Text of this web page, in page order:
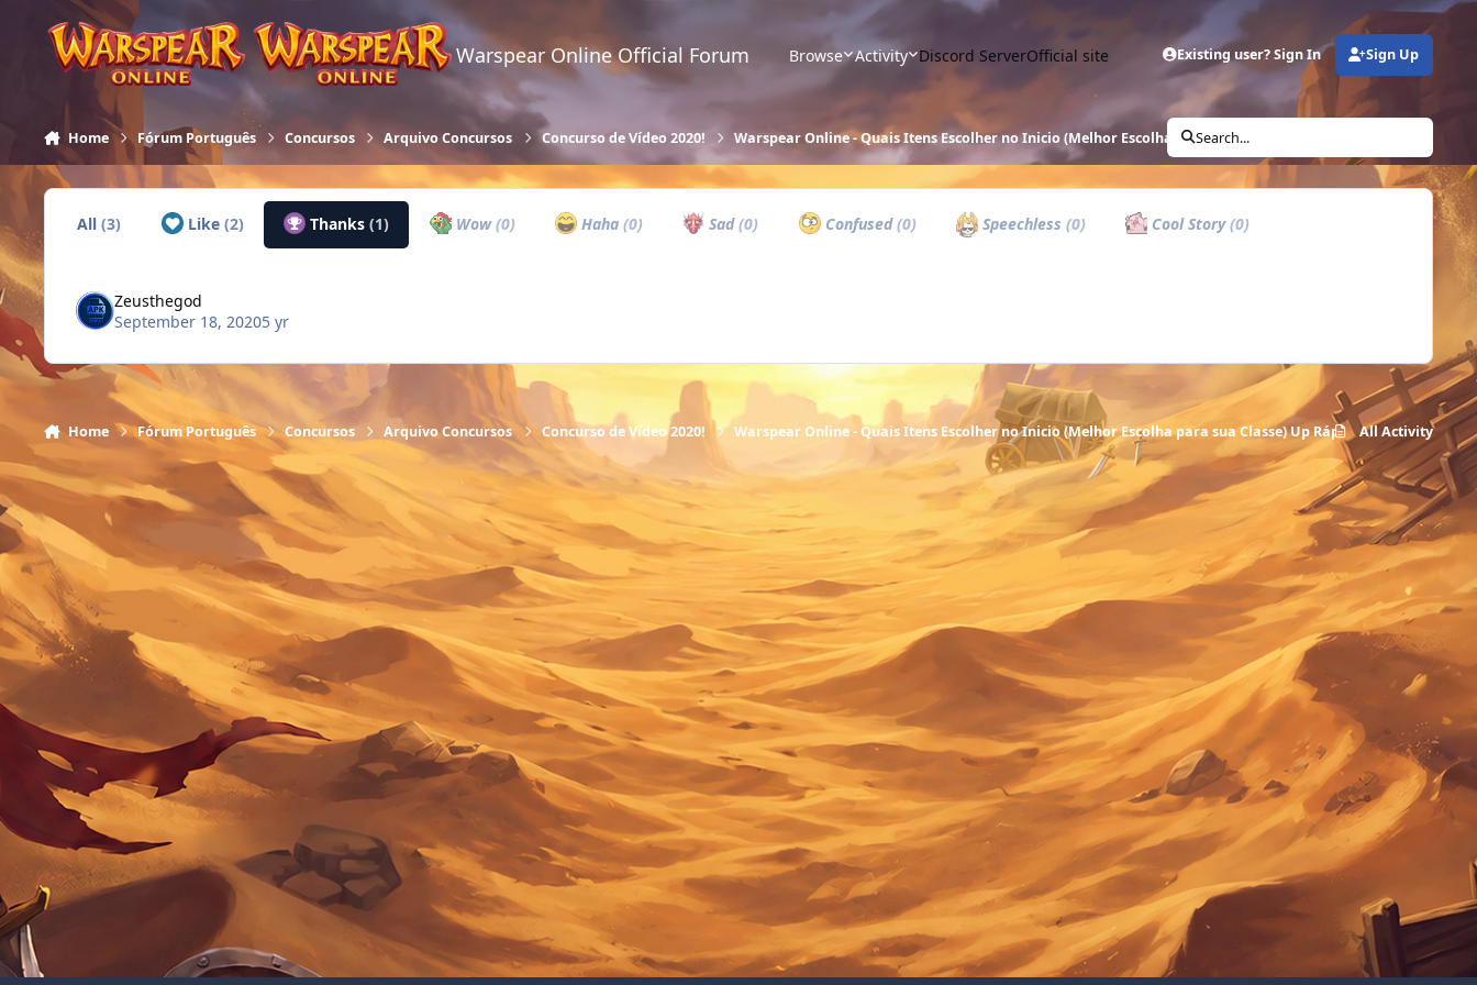
Skip to content
Warspear Online Official Forum Browse Activity Discord ServerOfficial site Existing user? Sign In Sign Up
Home Fórum Português Concursos Arquivo Concursos Concurso de Vídeo 2020! Warspear Online - Quais Itens Escolher no Inicio (Melhor Escolha para sua Classe) Up Rápido
Search...
All(3) Like (2) Thanks(1) Wow(0) Haha (0) Sad(0) Confused(0) Speechless (0) Cool Story(0)
Zeusthegod
September 18, 20205 yr
Home Fórum Português Concursos Arquivo Concursos Concurso de Vídeo 2020! Warspear Online - Quais Itens Escolher no Inicio (Melhor Escolha para sua Classe) Up RápidoAll Activity